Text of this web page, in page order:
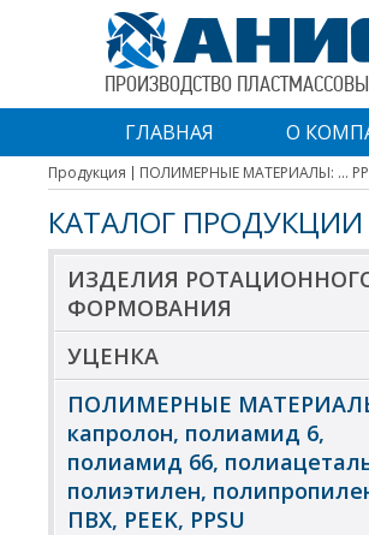
ПРОИЗВОДСТВО
ГЛАВНАЯ О
Продукция ПОЛИМЕРНЫЕ МАТЕРИАЛЫ: ...
КАТАЛОГ ПРОДУКЦИИ
ИЗДЕЛИЯ
ФОРМОВАНИЯ
УЦЕНКА
ПОЛИМЕРНЫЕ
капролон, полиамид 6,
полиамид 66,
полиэтилен,
ПВХ, PEEK, PPSU